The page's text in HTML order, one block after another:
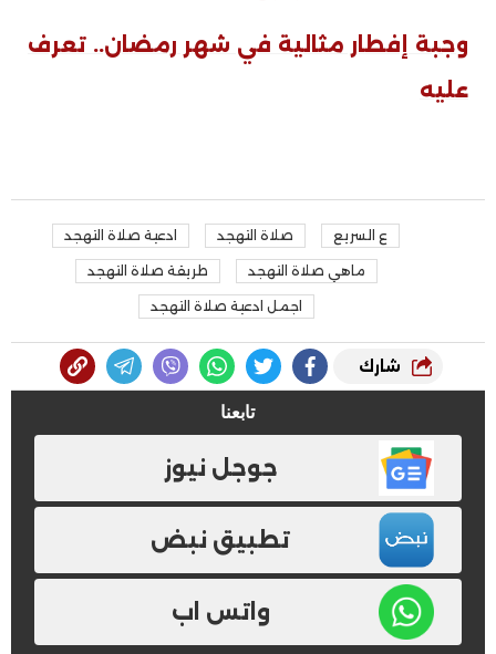
وجبة إفطار مثالية في شهر رمضان.. تعرف
عليه
ع السريع صلاة التهجد ادعية صلاة التهجد
ماهي صلاة التهجد طريقة صلاة التهجد
اجمل ادعية صلاة التهجد
شارك
تابعنا
جوجل نيوز
تطبيق نبض
واتس اب